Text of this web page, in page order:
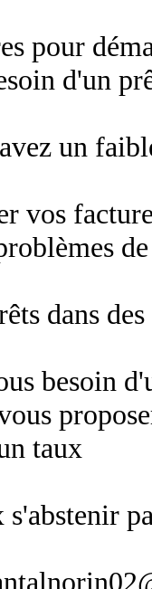
pour
d'un
un
vos
dans
besoin
taux
s'abstenir